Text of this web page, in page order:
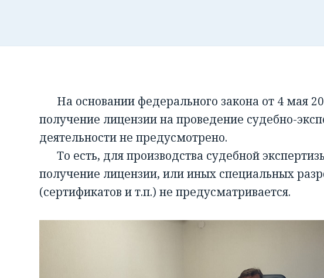
На основании федерального закона от 4 мая
получение лицензии на проведение судебно-
деятельности не предусмотрено.
То есть, для производства судебной
получение лицензии, или иных специальных
(сертификатов и т.п.) не предусматривается.